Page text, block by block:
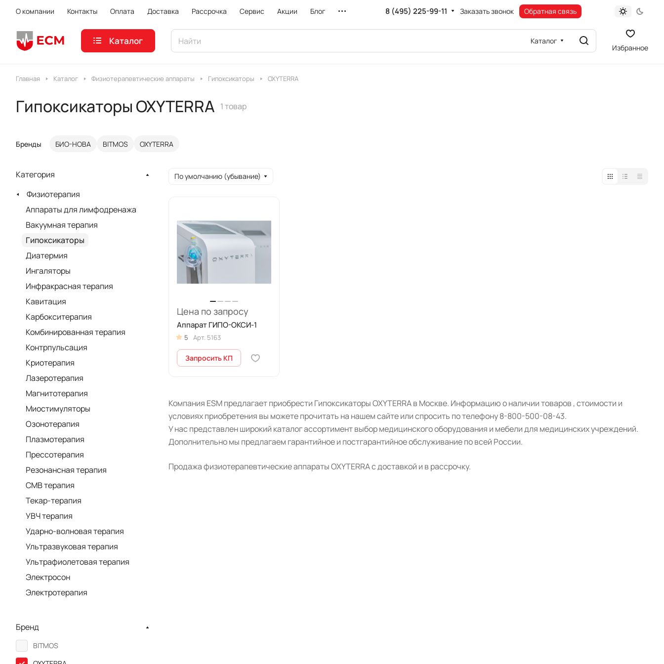
О компании Контакты Оплата Доставка Рассрочка Сервис Акции Блог 8 (495) 225-99-11 Заказать звонок Обратная связь
Каталог Каталог
Избранное
Главная Каталог Физиотерапевтические аппараты Гипоксикаторы OXYTERRA
Гипоксикаторы OXYTERRA 1 товар
Бренды БИО-НОВА BITMOS OXYTERRA
По умолчанию (убывание)
Цена по запросу
Аппарат ГИПО-ОКСИ-1
5 Арт. 5163
Запросить КП
Компания ESM предлагает приобрести Гипоксикаторы OXYTERRA в Москве. Информацию о наличии товаров , стоимости и
условиях приобретения вы можете прочитать на нашем сайте или спросить по телефону 8-800-500-08-43.
У нас представлен широкий каталог ассортимент выбор медицинского оборудования и мебели для медицинских учреждений.
Дополнительно мы предлагаем гарантийное и постгарантийное обслуживание по всей России.
Продажа физиотерапевтические аппараты OXYTERRA с доставкой и в рассрочку.
Категория
Физиотерапия
Аппараты для лимфодренажа
Вакуумная терапия
Гипоксикаторы
Диатермия
Ингаляторы
Инфракрасная терапия
Кавитация
Карбокситерапия
Комбинированная терапия
Контрпульсация
Криотерапия
Лазеротерапия
Магнитотерапия
Миостимуляторы
Озонотерапия
Плазмотерапия
Прессотерапия
Резонансная терапия
СМВ терапия
Текар-терапия
УВЧ терапия
Ударно-волновая терапия
Ультразвуковая терапия
Ультрафиолетовая терапия
Электросон
Электротерапия
Бренд
BITMOS